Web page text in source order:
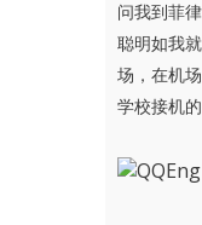
问我到菲
聪明如我
场，在机
学校接机